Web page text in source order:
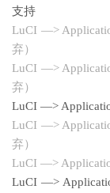
支持
LuCI —>
弃）
LuCI —>
弃）
LuCI —>
LuCI —>
弃）
LuCI —>
LuCI —>